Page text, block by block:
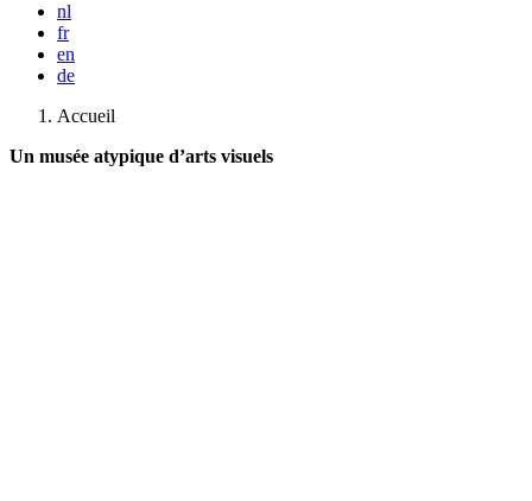
nl
fr
en
de
Accueil
Un musée atypique d’arts visuels